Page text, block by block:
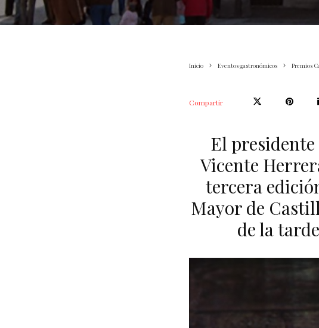
Inicio Eventos gastronómicos Premios
Compartir
El presidente
Vicente
tercera
Mayor de
de la